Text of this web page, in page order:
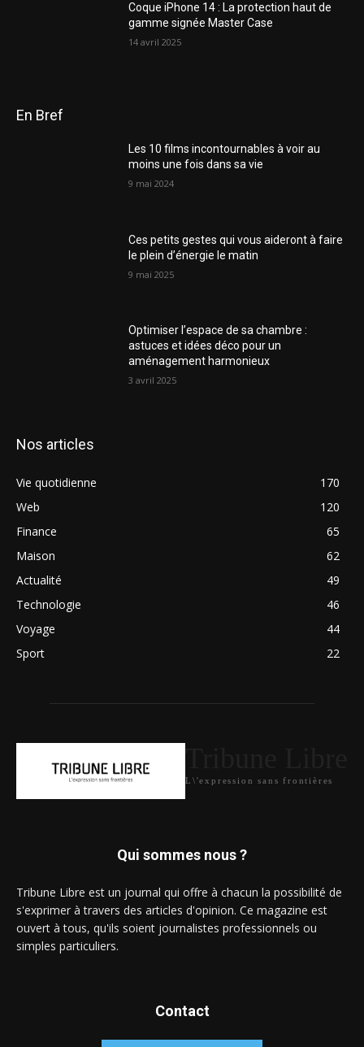
Coque iPhone 14 : La protection haut de
gamme signée Master Case
14 avril 2025
En Bref
Les 10 films incontournables à voir au
moins une fois dans sa vie
9 mai 2024
Ces petits gestes qui vous aideront à faire
le plein d’énergie le matin
9 mai 2025
Optimiser l’espace de sa chambre :
astuces et idées déco pour un
aménagement harmonieux
3 avril 2025
Nos articles
Vie quotidienne
170
Web
120
Finance
65
Maison
62
Actualité
49
Technologie
46
Voyage
44
Sport
22
L\'expression sans frontières
Qui sommes nous ?
Tribune Libre est un journal qui offre à chacun la possibilité de
s'exprimer à travers des articles d'opinion. Ce magazine est
ouvert à tous, qu'ils soient journalistes professionnels ou
simples particuliers.
Contact